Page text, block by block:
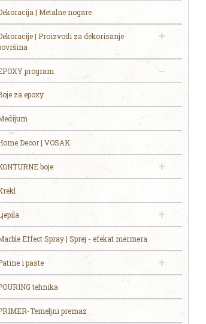
| Metalne nogare
| Proizvodi za dekorisanje
program
za epoxy
Decor | VOSAK
boje
Effect Spray | Sprej - efekat mermera
i paste
tehnika
Temeljni premaz